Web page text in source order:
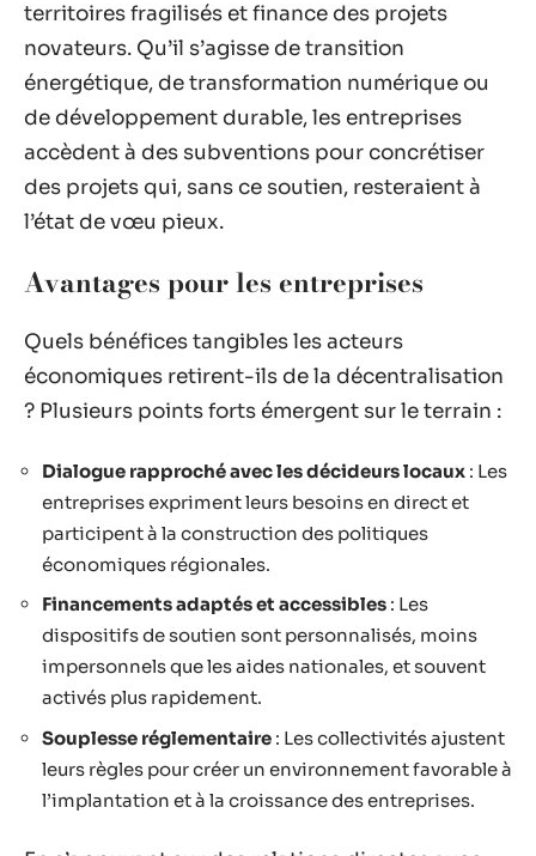
territoires fragilisés et finance des projets
novateurs. Qu’il s’agisse de transition
énergétique, de transformation numérique ou
de développement durable, les entreprises
accèdent à des subventions pour concrétiser
des projets qui, sans ce soutien, resteraient à
l’état de vœu pieux.
Avantages pour les entreprises
Quels bénéfices tangibles les acteurs
économiques retirent-ils de la décentralisation
? Plusieurs points forts émergent sur le terrain :
Dialogue rapproché avec les décideurs locaux : Les
entreprises expriment leurs besoins en direct et
participent à la construction des politiques
économiques régionales.
Financements adaptés et accessibles : Les
dispositifs de soutien sont personnalisés, moins
impersonnels que les aides nationales, et souvent
activés plus rapidement.
Souplesse réglementaire : Les collectivités ajustent
leurs règles pour créer un environnement favorable à
l’implantation et à la croissance des entreprises.